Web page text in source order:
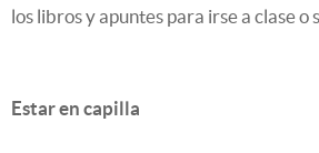
los libros y apuntes para irse a clase o
Estar en capilla